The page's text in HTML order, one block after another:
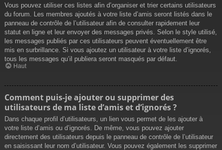
Vous pouvez utiliser ces listes afin d’organiser et trier certains utilisateurs
du forum. Les membres ajoutés à votre liste d’amis seront listés dans le
panneau de contrôle de l’utilisateur afin de consulter rapidement leur
statut en ligne et leur envoyer des messages privés. Selon le style utilisé,
les messages publiés par ces utilisateurs peuvent éventuellement être
mis en surbrillance. Si vous ajoutez un utilisateur à votre liste d’ignorés,
tous les messages qu’il publiera seront masqués par défaut.
Haut
Comment puis-je ajouter ou supprimer des
utilisateurs de ma liste d’amis et d’ignorés ?
Dans chaque profil d’utilisateurs, un lien vous permet de les ajouter à
votre liste d’amis ou d’ignorés. De même, vous pouvez ajouter
directement des utilisateurs depuis le panneau de contrôle de l’utilisateur
en saisissant leur nom d’utilisateur. Vous pouvez également les supprimer